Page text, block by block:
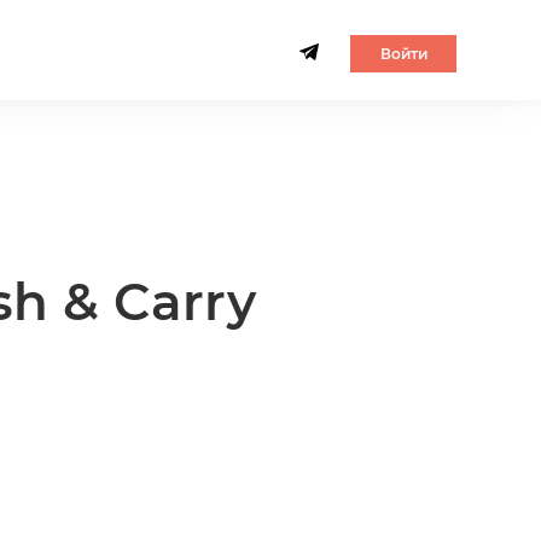
Войти
& Carry